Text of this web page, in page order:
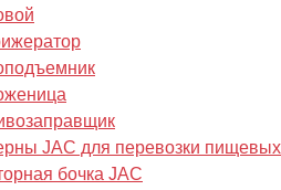
JAC для перевозки
бочка JAC